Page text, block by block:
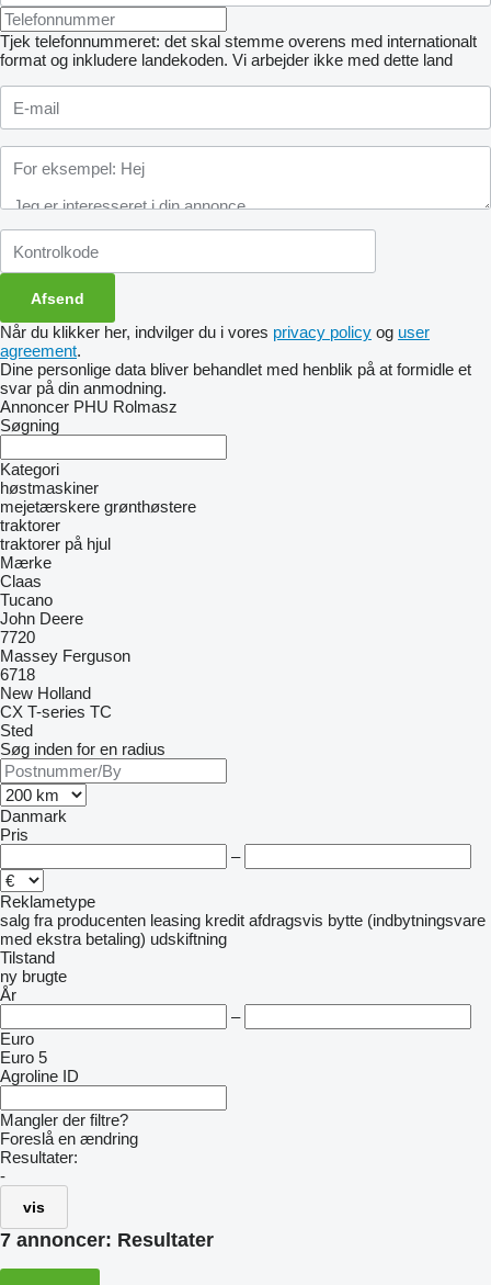
Tjek telefonnummeret: det skal stemme overens med internationalt
format og inkludere landekoden. Vi arbejder ikke med dette land
Når du klikker her, indvilger du i vores privacy policy og user
agreement.
Dine personlige data bliver behandlet med henblik på at formidle et
svar på din anmodning.
Annoncer PHU Rolmasz
Søgning
Kategori
høstmaskiner
mejetærskere grønthøstere
traktorer
traktorer på hjul
Mærke
Claas
Tucano
John Deere
7720
Massey Ferguson
6718
New Holland
CX T-series TC
Sted
Søg inden for en radius
Danmark
Pris
–
Reklametype
salg fra producenten leasing kredit afdragsvis bytte (indbytningsvare
med ekstra betaling) udskiftning
Tilstand
ny brugte
År
–
Euro
Euro 5
Agroline ID
Mangler der filtre?
Foreslå en ændring
Resultater:
-
vis
7 annoncer: Resultater